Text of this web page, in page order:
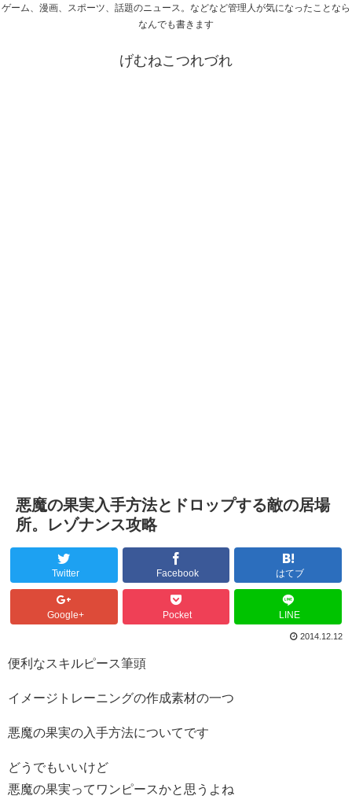
ゲーム、漫画、スポーツ、話題のニュース。などなど管理人が気になったことなら
なんでも書きます
げむねこつれづれ
悪魔の果実入手方法とドロップする敵の居場
所。レゾナンス攻略
Twitter Facebook はてブ
Google+ Pocket LINE
2014.12.12
便利なスキルピース筆頭
イメージトレーニングの作成素材の一つ
悪魔の果実の入手方法についてです
どうでもいいけど
悪魔の果実ってワンピースかと思うよね